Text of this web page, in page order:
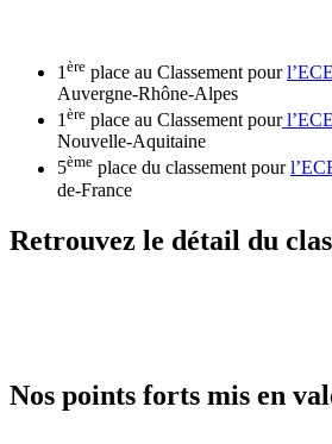
1 ère place au Classement pour
Auvergne-Rhône-Alpes
1 ère place au Classement pour
Nouvelle-Aquitaine
5ème place du classement pour
de-France
Retrouvez le détail du
Nos points forts mis en